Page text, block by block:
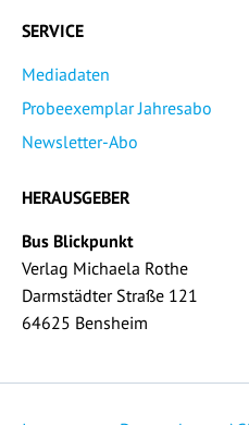
SERVICE
Mediadaten
Probeexemplar Jahresabo
Newsletter-Abo
HERAUSGEBER
Bus Blickpunkt
Verlag Michaela Rothe
Darmstädter Straße 121
64625 Bensheim